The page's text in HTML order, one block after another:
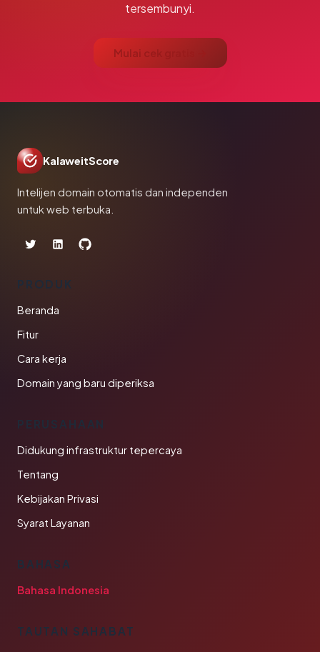
tersembunyi.
Mulai cek gratis →
KalaweitScore
Intelijen domain otomatis dan independen
untuk web terbuka.
PRODUK
Beranda
Fitur
Cara kerja
Domain yang baru diperiksa
PERUSAHAAN
Didukung infrastruktur tepercaya
Tentang
Kebijakan Privasi
Syarat Layanan
BAHASA
Bahasa Indonesia
TAUTAN SAHABAT